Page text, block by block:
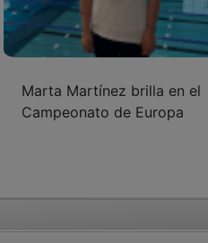
Marta Martínez brilla en el
Campeonato de Europa